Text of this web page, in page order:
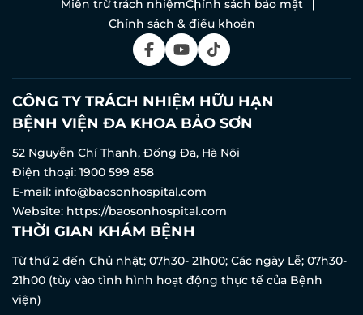
ĐĂNG KÝ KHÁM
Miễn trừ trách nhiệmChính sách bảo mật
Chính sách & điều khoản
CÔNG TY TRÁCH NHIỆM HỮU HẠN
BỆNH VIỆN ĐA KHOA BẢO SƠN
52 Nguyễn Chí Thanh, Đống Đa, Hà Nội
Điện thoại: 1900 599 858
E-mail: info@baosonhospital.com
Website: https://baosonhospital.com
THỜI GIAN KHÁM BỆNH
Từ thứ 2 đến Chủ nhật; 07h30- 21h00; Các ngày Lễ; 07h30-
21h00 (tùy vào tình hình hoạt động thực tế của Bệnh
viện)